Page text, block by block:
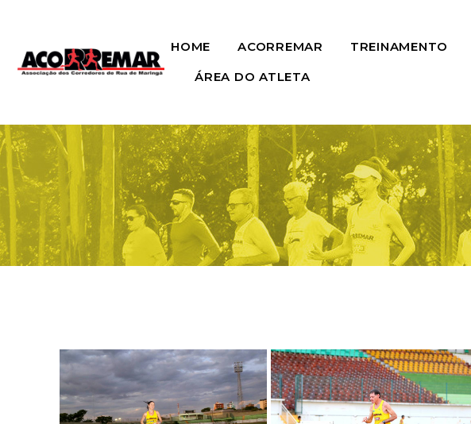
HOME ACORREMAR TREINAMENTO
ÁREA DO ATLETA